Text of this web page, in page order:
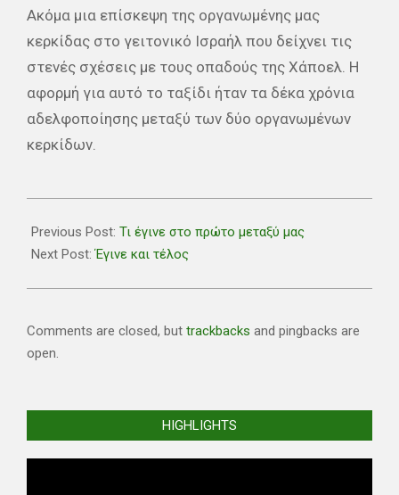
Ακόμα μια επίσκεψη της οργανωμένης μας
κερκίδας στο γειτονικό Ισραήλ που δείχνει τις
στενές σχέσεις με τους οπαδούς της Χάποελ. Η
αφορμή για αυτό το ταξίδι ήταν τα δέκα χρόνια
αδελφοποίησης μεταξύ των δύο οργανωμένων
κερκίδων.
02-
08
Previous Post: Τι έγινε στο πρώτο μεταξύ μας
Next Post:Έγινε και τέλος
Comments are closed, but trackbacks and pingbacks are
open.
HIGHLIGHTS